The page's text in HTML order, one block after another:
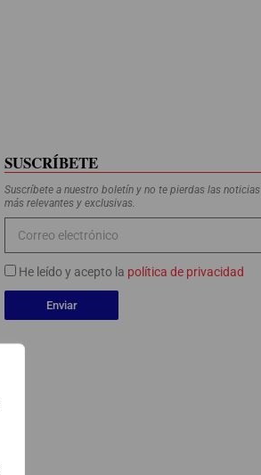
SUSCRÍBETE
Suscríbete a nuestro boletín y no te pierdas las noticias
más relevantes y exclusivas.
He leído y acepto la política de privacidad
Enviar